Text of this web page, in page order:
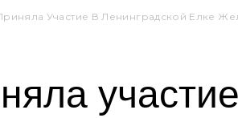
Участие В Ленинградской Елке